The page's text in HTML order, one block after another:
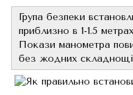
Група безпеки
приблизно в 1-1.5
Покази манометра
без жодних